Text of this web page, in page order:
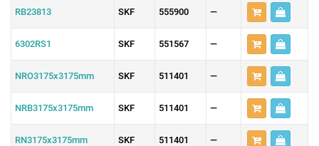
RB23813 SKF 555900 —
6302RS1 SKF 551567 —
NRO3175x3175mm SKF 511401 —
NRB3175x3175mm SKF 511401 —
RN3175x3175mm SKF 511401 —